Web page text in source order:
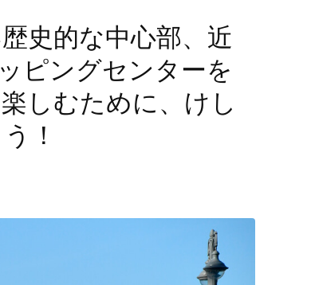
史的な中心部、近
ピングセンターを
しむために、けし
！